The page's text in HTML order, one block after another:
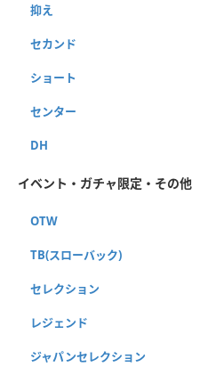
抑え
セカンド
ショート
センター
DH
イベント・ガチャ限定・その他
OTW
TB(スローバック)
セレクション
レジェンド
ジャパンセレクション